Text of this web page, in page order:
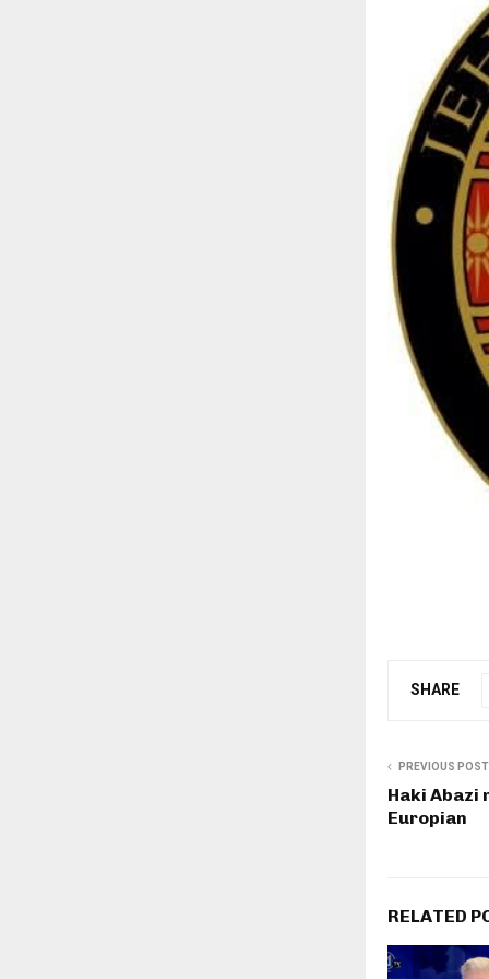
SHARE
PREVIOUS POST
Haki Abazi
Europian
RELATED